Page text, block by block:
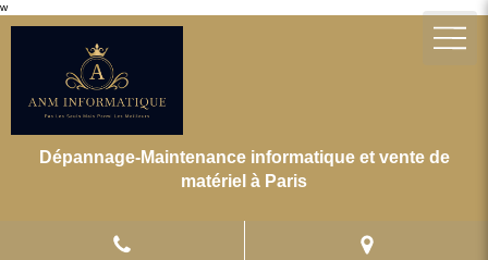
w
Dépannage-Maintenance informatique et vente de
matériel à Paris